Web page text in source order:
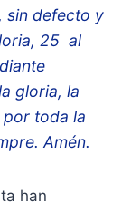
sin defecto y
25 al
gloria, la
toda la
Amén.
han